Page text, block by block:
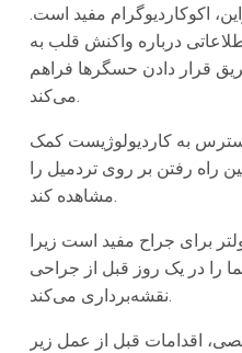
اکوکاردیوگرام مفید است.
درباره واکنش قلب به
قرار دادن حسگرها فراهم
می‌کند.
به کاردیولوژیست کمک
راه رفتن بر روی تردمیل را
مشاهده کند.
برای جراح مفید است زیرا
را در یک روز قبل از جراحی
نقشه‌برداری می‌کند.
اقدامات قبل از عمل زیر